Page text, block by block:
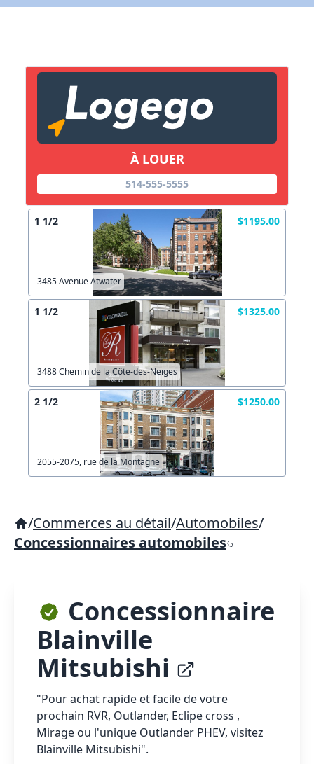
À LOUER
514-555-5555
1 1/2 $1195.00
3485 Avenue Atwater
1 1/2 $1325.00
3488 Chemin de la Côte-des-Neiges
2 1/2 $1250.00
2055-2075, rue de la Montagne
/Commerces au détail/Automobiles/
Concessionnaires automobiles
Concessionnaire
Blainville
Mitsubishi
"Pour achat rapide et facile de votre
prochain RVR, Outlander, Eclipe cross ,
Mirage ou l'unique Outlander PHEV, visitez
Blainville Mitsubishi".
X Fermer
Lien vers inscription (sera inclus dans courriel)
Copier lien
X Fermer Envoyez